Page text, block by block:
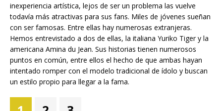
inexperiencia artística, lejos de ser un problema las vuelve
todavía más atractivas para sus fans. Miles de jóvenes sueñan
con ser famosas. Entre ellas hay numerosas extranjeras.
Hemos entrevistado a dos de ellas, la italiana Yuriko Tiger y la
americana Amina du Jean. Sus historias tienen numerosos
puntos en común, entre ellos el hecho de que ambas hayan
intentado romper con el modelo tradicional de ídolo y buscan
un estilo propio para llegar a la fama.